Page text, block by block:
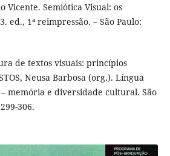
Vicente. Semiótica Visual: os
ed., 1ª reimpressão. – São Paulo:
de textos visuais: princípios
Neusa Barbosa (org.). Língua
memória e diversidade cultural. São
306.